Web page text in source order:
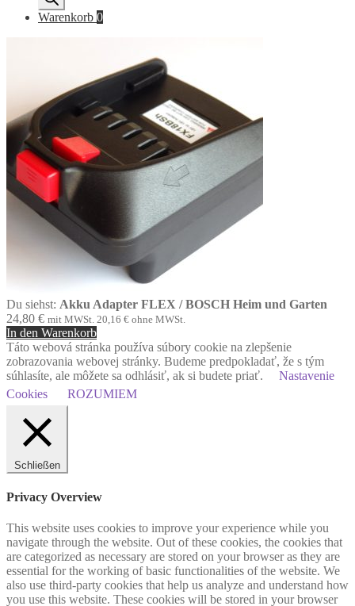
Warenkorb 0
Du siehst: Akku Adapter FLEX / BOSCH Heim und Garten
24,80 € mit MWSt. 20,16 € ohne MWSt.
In den Warenkorb
Táto webová stránka používa súbory cookie na zlepšenie
zobrazovania webovej stránky. Budeme predpokladať, že s tým
súhlasíte, ale môžete sa odhlásiť, ak si budete priať.
Nastavenie
Cookies
ROZUMIEM
Schließen
Privacy Overview
This website uses cookies to improve your experience while you
navigate through the website. Out of these cookies, the cookies that
are categorized as necessary are stored on your browser as they are
essential for the working of basic functionalities of the website. We
also use third-party cookies that help us analyze and understand how
you use this website. These cookies will be stored in your browser